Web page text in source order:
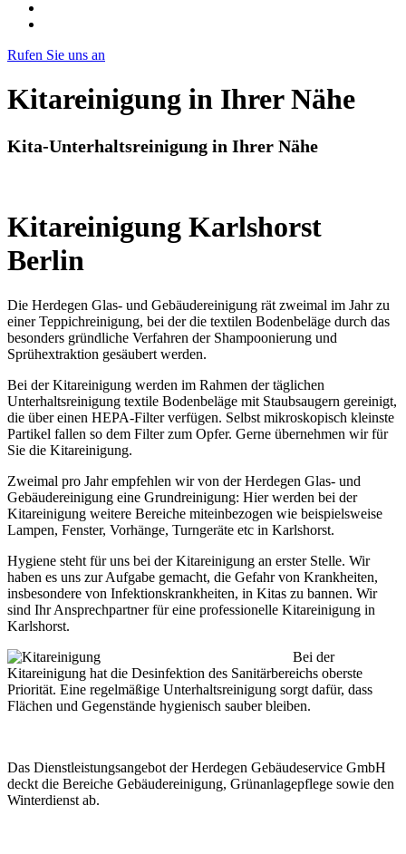
Rufen Sie uns an
Kitareinigung in Ihrer Nähe
Kita-Unterhaltsreinigung in Ihrer Nähe
Kitareinigung Karlshorst
Berlin
Die Herdegen Glas- und Gebäudereinigung rät zweimal im Jahr zu
einer Teppichreinigung, bei der die textilen Bodenbeläge durch das
besonders gründliche Verfahren der Shampoonierung und
Sprühextraktion gesäubert werden.
Bei der Kitareinigung werden im Rahmen der täglichen
Unterhaltsreinigung textile Bodenbeläge mit Staubsaugern gereinigt,
die über einen HEPA-Filter verfügen. Selbst mikroskopisch kleinste
Partikel fallen so dem Filter zum Opfer. Gerne übernehmen wir für
Sie die Kitareinigung.
Zweimal pro Jahr empfehlen wir von der Herdegen Glas- und
Gebäudereinigung eine Grundreinigung: Hier werden bei der
Kitareinigung weitere Bereiche miteinbezogen wie beispielsweise
Lampen, Fenster, Vorhänge, Turngeräte etc in Karlshorst.
Hygiene steht für uns bei der Kitareinigung an erster Stelle. Wir
haben es uns zur Aufgabe gemacht, die Gefahr von Krankheiten,
insbesondere von Infektionskrankheiten, in Kitas zu bannen. Wir
sind Ihr Ansprechpartner für eine professionelle Kitareinigung in
Karlshorst.
Bei der
Kitareinigung hat die Desinfektion des Sanitärbereichs oberste
Priorität. Eine regelmäßige Unterhaltsreinigung sorgt dafür, dass
Flächen und Gegenstände hygienisch sauber bleiben.
Das Dienstleistungsangebot der Herdegen Gebäudeservice GmbH
deckt die Bereiche Gebäudereinigung, Grünanlagepflege sowie den
Winterdienst ab.